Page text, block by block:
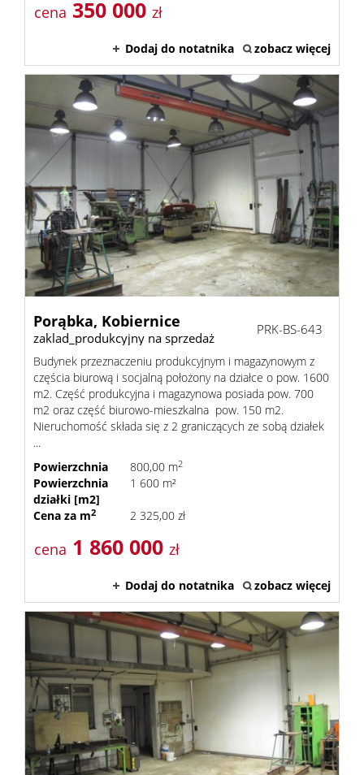
cena 350 000 zł
Dodaj do notatnika zobacz więcej
Porąbka, Kobiernice
zaklad_produkcyjny na sprzedaż
PRK-BS-643
Budynek przeznaczeniu produkcyjnym i magazynowym z
częścia biurową i socjalną położony na działce o pow. 1600
m2. Część produkcyjna i magazynowa posiada pow. 700
m2 oraz część biurowo-mieszkalna pow. 150 m2.
Nieruchomość składa się z 2 graniczących ze sobą działek
...
Powierzchnia
800,00 m2
Powierzchnia
działki [m2]
1 600 m²
Cena za m2 2 325,00 zł
cena 1 860 000 zł
Dodaj do notatnika zobacz więcej